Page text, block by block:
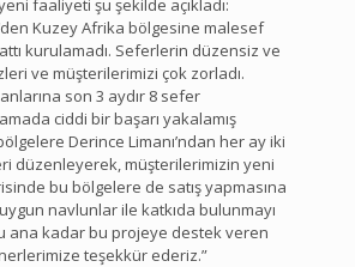
faaliyeti şu şekilde açıkladı:
Kuzey Afrika bölgesine malesef
kurulamadı. Seferlerin düzensiz ve
ve müşterilerimizi çok zorladı.
son 3 aydır 8 sefer
ciddi bir başarı yakalamış
Derince Limanı’ndan her ay iki
düzenleyerek, müşterilerimizin yeni
bu bölgelere de satış yapmasına
navlunlar ile katkıda bulunmayı
ana kadar bu projeye destek veren
teşekkür ederiz.”